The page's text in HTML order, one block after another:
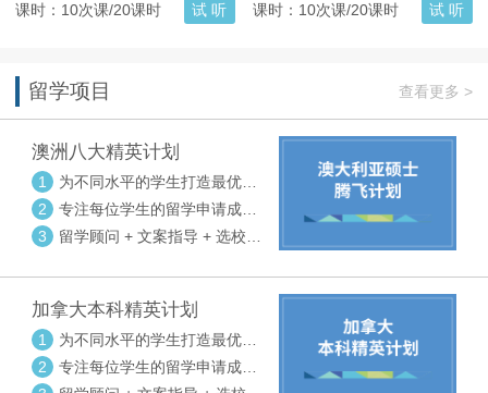
课时：10次课/20课时
试 听
课时：10次课/20课时
试 听
留学项目 查看更多 >
澳洲八大精英计划
1
为不同水平的学生打造最优选
校方案
2
专注每位学生的留学申请成功
率
3
留学顾问 + 文案指导 + 选校申
加拿大本科精英计划
1
为不同水平的学生打造最优选
校方案
2
专注每位学生的留学申请成功
率